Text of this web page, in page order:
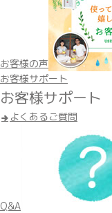
お客様の声
お客様サポート
お客様サポート
よくあるご質問
Q&A